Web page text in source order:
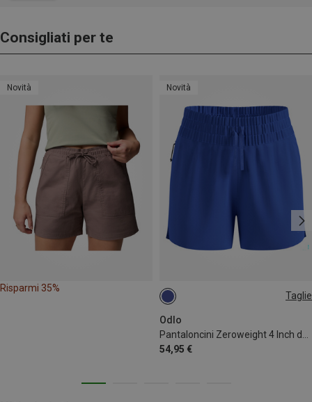
Consigliati per te
Novità
Risparmi 35%
Novità
Taglie
Odlo
54,95 €
XS